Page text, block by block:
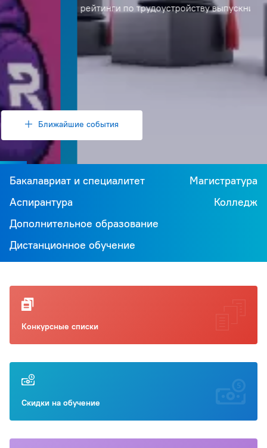
рейтинги по трудоустройству выпускников.
Ближайшие события
Бакалавриат и специалитет
Магистратура
Аспирантура
Колледж
Дополнительное образование
Дистанционное обучение
Конкурсные списки
Скидки на обучение